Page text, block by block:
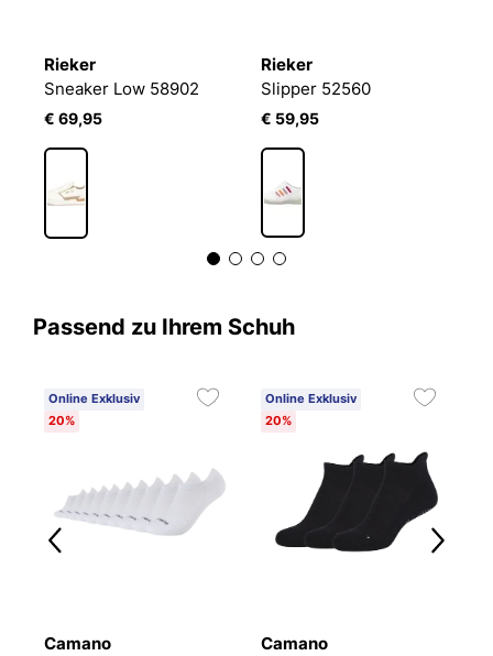
Rieker
Sneaker Low 58902
€ 69,95
Rieker
Slipper 52560
€ 59,95
Passend zu Ihrem Schuh
Online Exklusiv
20%
Camano
Online Exklusiv
20%
Camano